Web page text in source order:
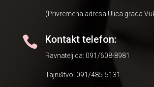
(Privremena adresa Ulica grada
 Kontakt telefon:
Ravnateljica: 091/608-8981
Tajništvo: 091/485-5131